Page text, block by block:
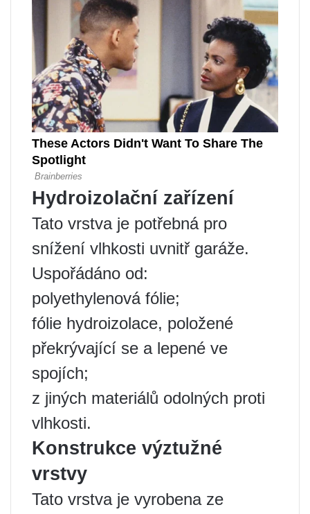
Hydroizolační zařízení
Tato vrstva je potřebná pro
snížení vlhkosti uvnitř garáže.
Uspořádáno od:
polyethylenová fólie;
fólie hydroizolace, položené
překrývající se a lepené ve
spojích;
z jiných materiálů odolných proti
vlhkosti.
Konstrukce výztužné
vrstvy
Tato vrstva je vyrobena ze